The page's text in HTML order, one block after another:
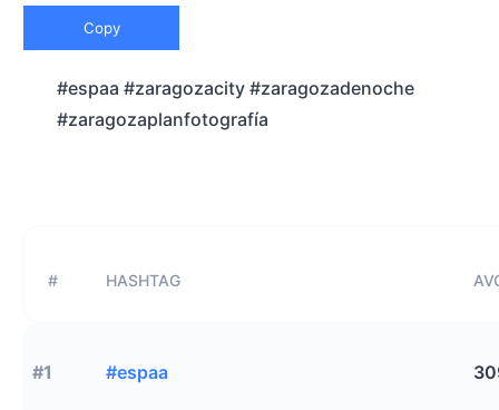
Copy
#espaa #zaragozacity #zaragozadenoche
#zaragozaplanfotografía
# HASHTAG
#1 #espaa